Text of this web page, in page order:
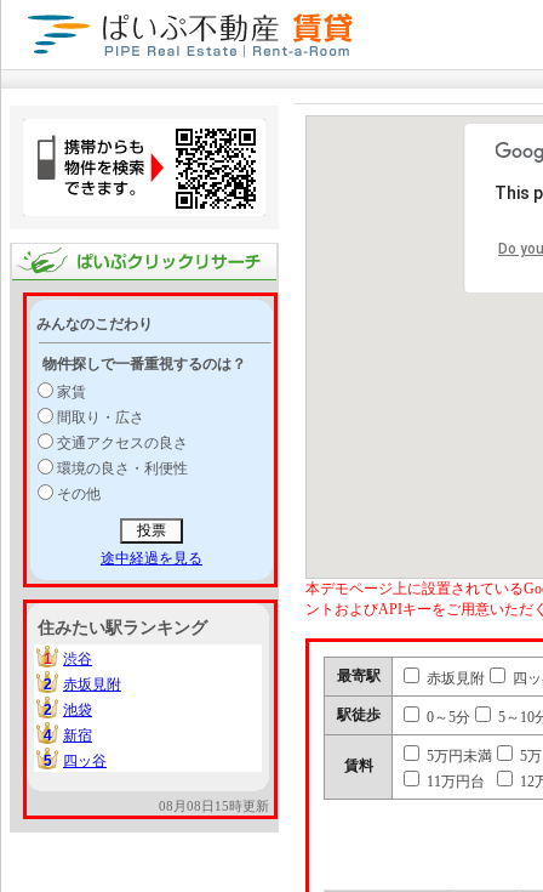
みんなのこだわり
物件探しで一番重視するのは？
家賃
間取り・広さ
交通アクセスの良さ
環境の良さ・利便性
その他
途中経過を見る
住みたい駅ランキング
1
1
渋谷
2
2
赤坂見附
2
2
池袋
4
4
新宿
5
5 四ッ谷
08月08日15時更新
This
Do
本デモページ上に設置されている
ントおよびAPIキーをご用意いただ
最寄駅 赤坂見附 四
駅徒歩 0～5分 5～10
賃料
5万円未満
5
11万円台
12